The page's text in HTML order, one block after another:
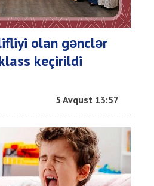
olan gənclər
keçirildi
5 Avqust 13:57